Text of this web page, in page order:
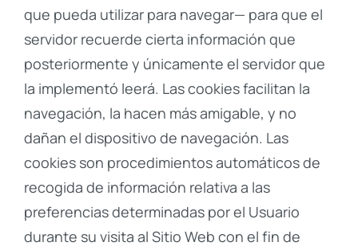
que pueda utilizar para navegar— para que el
servidor recuerde cierta información que
posteriormente y únicamente el servidor que
la implementó leerá. Las cookies facilitan la
navegación, la hacen más amigable, y no
dañan el dispositivo de navegación. Las
cookies son procedimientos automáticos de
recogida de información relativa a las
preferencias determinadas por el Usuario
durante su visita al Sitio Web con el fin de